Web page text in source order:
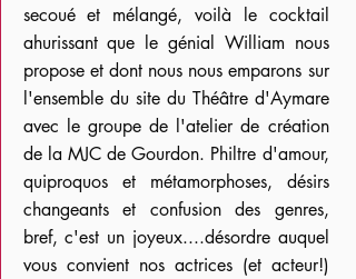
secoué et mélangé, voilà le cocktail
ahurissant que le génial William nous
propose et dont nous nous emparons sur
l'ensemble du site du Théâtre d'Aymare
avec le groupe de l'atelier de création
de la MJC de Gourdon. Philtre d'amour,
quiproquos et métamorphoses, désirs
changeants et confusion des genres,
bref, c'est un joyeux....désordre auquel
vous convient nos actrices (et acteur!)